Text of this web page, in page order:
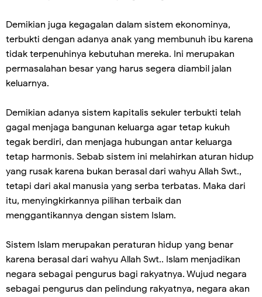
Demikian juga kegagalan dalam sistem ekonominya,
terbukti dengan adanya anak yang membunuh ibu karena
tidak terpenuhinya kebutuhan mereka. Ini merupakan
permasalahan besar yang harus segera diambil jalan
keluarnya.
Demikian adanya sistem kapitalis sekuler terbukti telah
gagal menjaga bangunan keluarga agar tetap kukuh
tegak berdiri, dan menjaga hubungan antar keluarga
tetap harmonis. Sebab sistem ini melahirkan aturan hidup
yang rusak karena bukan berasal dari wahyu Allah Swt.,
tetapi dari akal manusia yang serba terbatas. Maka dari
itu, menyingkirkannya pilihan terbaik dan
menggantikannya dengan sistem Islam.
Sistem Islam merupakan peraturan hidup yang benar
karena berasal dari wahyu Allah Swt.. Islam menjadikan
negara sebagai pengurus bagi rakyatnya. Wujud negara
sebagai pengurus dan pelindung rakyatnya, negara akan